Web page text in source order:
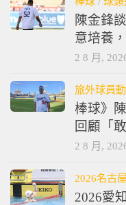
陳金鋒
意培養
2 8 月,
旅外球員
棒球》
回顧「
2 8 月,
2026名古
2026愛